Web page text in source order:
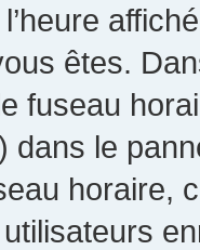
êtes.
fuseau
dans le
horaire,